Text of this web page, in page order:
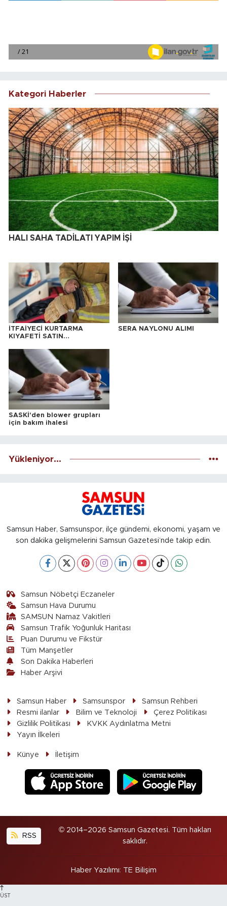
Kategori Haberler
HALI SAHA TADİLATI YAPIM İŞİ
İTFAİYECİ KURTARMA
KIYAFETİ SATIN
SERA NAYLONU ALIMI
SASKİ'den blower grupları
için bakım ihalesi
Yükleniyor...
Samsun Haber, Samsunspor, ilçe gündemi, ekonomi, yaşam ve
son dakika gelişmelerini Samsun Gazetesi’nde takip edin.
Samsun Nöbetçi Eczaneler
Samsun Hava Durumu
SAMSUN Namaz Vakitleri
Samsun Trafik Yoğunluk Haritası
Puan Durumu ve Fikstür
Tüm Manşetler
Son Dakika Haberleri
Haber Arşivi
Samsun Haber Samsunspor
Samsun Rehberi
Resmi ilanlar
Bilim ve Teknoloji
Çerez Politikası
Gizlilik Politikası
KVKK Aydınlatma Metni
Yayın İlkeleri
Künye İletişim
RSS
© 2014–2026 Samsun Gazetesi. Tüm hakları
saklıdır.
Haber Yazılımı: TE Bilişim
ÜST